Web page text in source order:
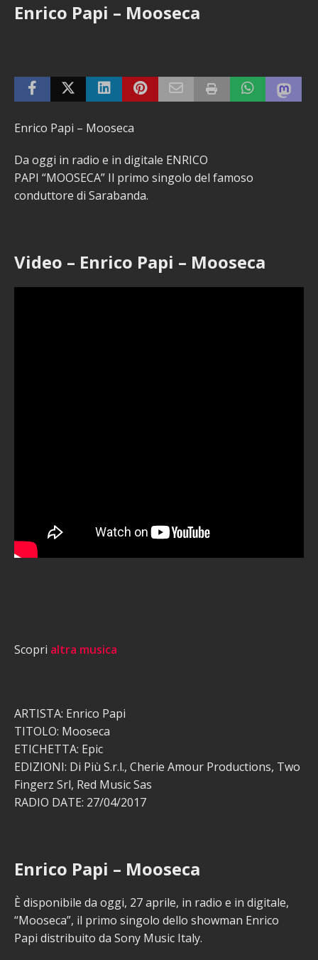
Enrico Papi – Mooseca
Enrico Papi – Mooseca
Da oggi in radio e in digitale ENRICO
PAPI “MOOSECA” Il primo singolo del famoso
conduttore di Sarabanda.
Video – Enrico Papi – Mooseca
Scopri altra musica
ARTISTA: Enrico Papi
TITOLO: Mooseca
ETICHETTA: Epic
EDIZIONI: Di Più S.r.l., Cherie Amour Productions, Two
Fingerz Srl, Red Music Sas
RADIO DATE: 27/04/2017
Enrico Papi – Mooseca
È disponibile da oggi, 27 aprile, in radio e in digitale,
“Mooseca”, il primo singolo dello showman Enrico
Papi distribuito da Sony Music Italy.